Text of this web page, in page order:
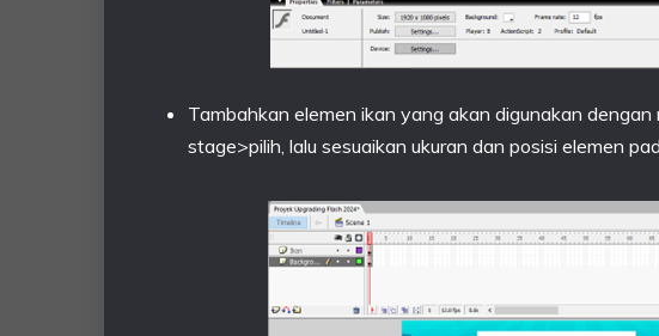
Tambahkan elemen ikan yang akan digunakan
stage>pilih, lalu sesuaikan ukuran dan posisi elemen